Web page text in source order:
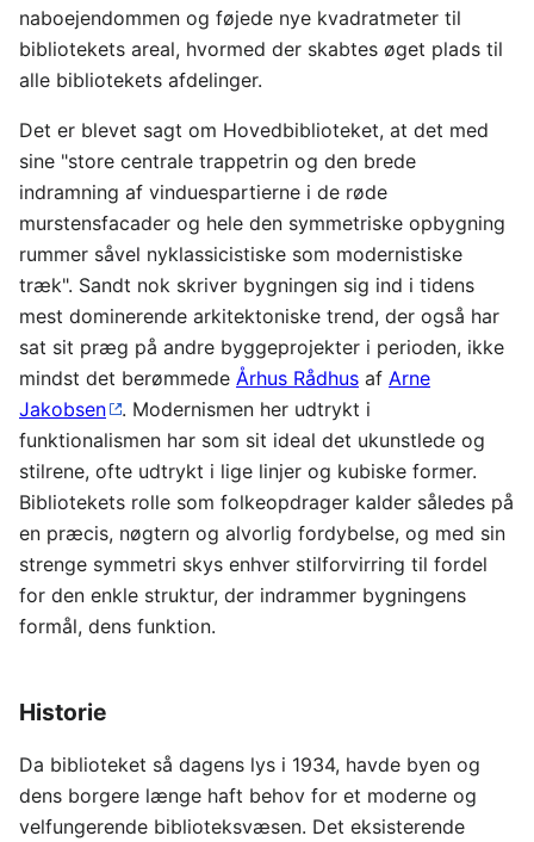
naboejendommen og føjede nye kvadratmeter til
bibliotekets areal, hvormed der skabtes øget plads til
alle bibliotekets afdelinger.
Det er blevet sagt om Hovedbiblioteket, at det med
sine "store centrale trappetrin og den brede
indramning af vinduespartierne i de røde
murstensfacader og hele den symmetriske opbygning
rummer såvel nyklassicistiske som modernistiske
træk". Sandt nok skriver bygningen sig ind i tidens
mest dominerende arkitektoniske trend, der også har
sat sit præg på andre byggeprojekter i perioden, ikke
mindst det berømmede Århus Rådhus af Arne
Jakobsen
. Modernismen her udtrykt i
funktionalismen har som sit ideal det ukunstlede og
stilrene, ofte udtrykt i lige linjer og kubiske former.
Bibliotekets rolle som folkeopdrager kalder således på
en præcis, nøgtern og alvorlig fordybelse, og med sin
strenge symmetri skys enhver stilforvirring til fordel
for den enkle struktur, der indrammer bygningens
formål, dens funktion.
Historie
Da biblioteket så dagens lys i 1934, havde byen og
dens borgere længe haft behov for et moderne og
velfungerende biblioteksvæsen. Det eksisterende